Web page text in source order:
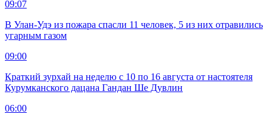
09:07
В Улан-Удэ из пожара спасли 11 человек, 5 из них отравились
угарным газом
09:00
Краткий зурхай на неделю с 10 по 16 августа от настоятеля
Курумканского дацана Гандан Ше Дувлин
06:00